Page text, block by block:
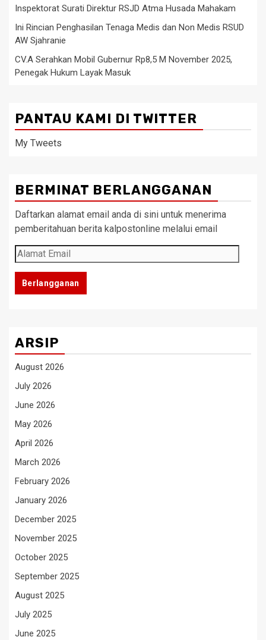
Inspektorat Surati Direktur RSJD Atma Husada Mahakam
Ini Rincian Penghasilan Tenaga Medis dan Non Medis RSUD
AW Sjahranie
CV.A Serahkan Mobil Gubernur Rp8,5 M November 2025,
Penegak Hukum Layak Masuk
PANTAU KAMI DI TWITTER
My Tweets
BERMINAT BERLANGGANAN
Daftarkan alamat email anda di sini untuk menerima
pemberitahuan berita kalpostonline melalui email
Alamat
Email
Berlangganan
ARSIP
August 2026
July 2026
June 2026
May 2026
April 2026
March 2026
February 2026
January 2026
December 2025
November 2025
October 2025
September 2025
August 2025
July 2025
June 2025